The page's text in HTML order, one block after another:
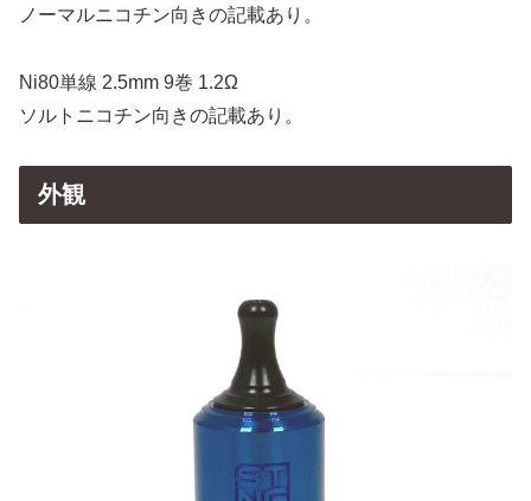
ノーマルニコチン向きの記載あり。
Ni80単線 2.5mm 9巻 1.2Ω
ソルトニコチン向きの記載あり。
外観